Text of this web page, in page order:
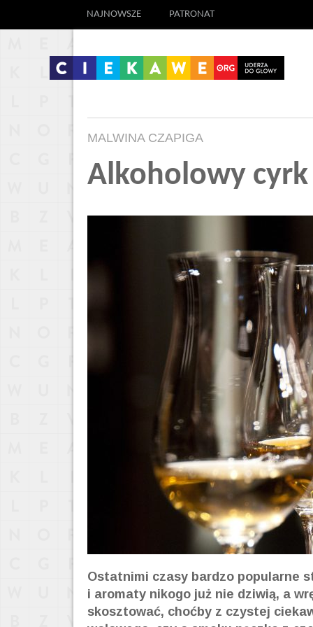
NAJNOWSZE PATRONAT
MALWINA CZAPIGA
Alkoholowy
Ostatnimi czasy bardzo popularne
i aromaty nikogo już nie dziwią, a
skosztować, choćby z czystej